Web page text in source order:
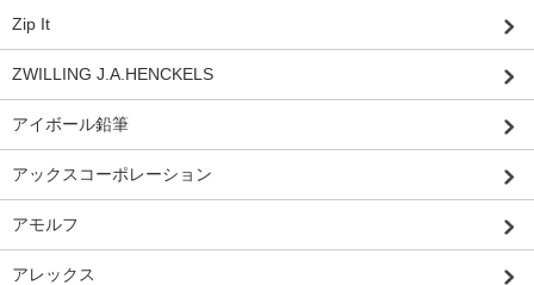
Zip It
ZWILLING J.A.HENCKELS
アイボール鉛筆
アックスコーポレーション
アモルフ
アレックス